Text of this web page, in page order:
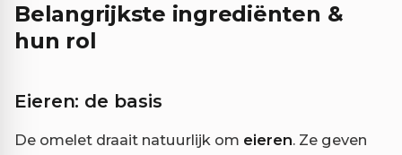
Belangrijkste ingrediënten &
hun rol
Eieren: de basis
De omelet draait natuurlijk om eieren. Ze geven